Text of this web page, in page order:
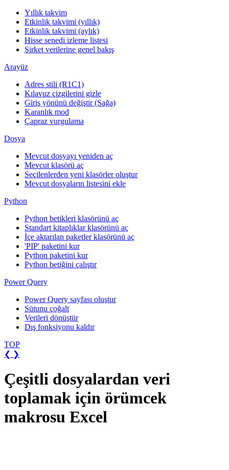
Yıllık takvim
Etkinlik takvimi (yıllık)
Etkinlik takvimi (aylık)
Hisse senedi izleme listesi
Şirket verilerine genel bakış
Arayüz
Adres stili (R1C1)
Kılavuz çizgilerini gizle
Giriş yönünü değiştir (Sağa)
Karanlık mod
Çapraz vurgulama
Dosya
Mevcut dosyayı yeniden aç
Mevcut klasörü aç
Seçilenlerden yeni klasörler oluştur
Mevcut dosyaların listesini ekle
Python
Python betikleri klasörünü aç
Standart kitaplıklar klasörünü aç
İçe aktarılan paketler klasörünü aç
'PIP' paketini kur
Python paketini kur
Python betiğini çalıştır
Power Query
Power Query sayfası oluştur
Sütunu çoğalt
Verileri dönüştür
Dış fonksiyonu kaldır
TOP
❮ ❯
Çeşitli dosyalardan veri
toplamak için örümcek
makrosu Excel